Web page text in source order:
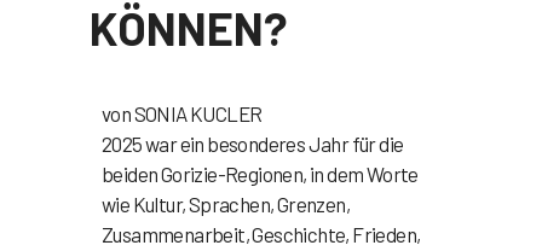
KÖNNEN?
von SONIA KUCLER
2025 war ein besonderes Jahr für die
beiden Gorizie-Regionen, in dem Worte
wie Kultur, Sprachen, Grenzen,
Zusammenarbeit, Geschichte, Frieden,